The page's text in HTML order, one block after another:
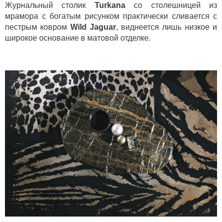
Журнальный столик Turkana
со столешницей из
мрамора с богатым рисунком практически сливается с
пестрым ковром Wild Jaguar, виднеется лишь низкое и
широкое основание в матовой отделке.